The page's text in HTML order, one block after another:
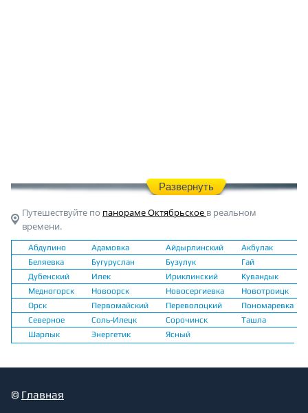
Развернуть
Путешествуйте по панораме Октябрьское в реальном
времени.
Абдулино Адамовка Айдырлинский
Акбулак
Беляевка
Бугуруслан Бузулук
Гай
Дубенский
Илек Ириклинский
Кувандык
Медногорск
Новоорск Новосергиевка
Новотроицк
Орск
Первомайский Переволоцкий
Пономаревка
Северное
Соль-Илецк Сорочинск
Ташла
Шарлык
Энергетик Ясный
© Главная